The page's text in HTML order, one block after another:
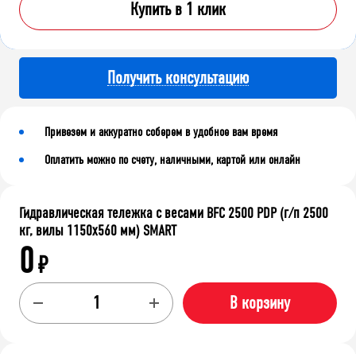
Купить в 1 клик
Получить консультацию
Привезем и аккуратно соберем в удобное вам время
Оплатить можно по счету, наличными, картой или онлайн
Гидравлическая тележка с весами BFC 2500 PDP (г/п 2500
кг, вилы 1150x560 мм) SMART
0₽
В корзину